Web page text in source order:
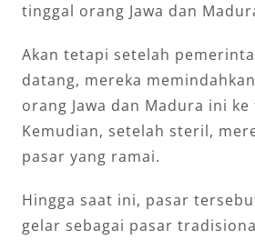
tinggal orang Jawa dan
Akan tetapi setelah
datang, mereka
orang Jawa dan Madura ini
Kemudian, setelah steril,
pasar yang ramai.
Hingga saat ini, pasar
gelar sebagai pasar